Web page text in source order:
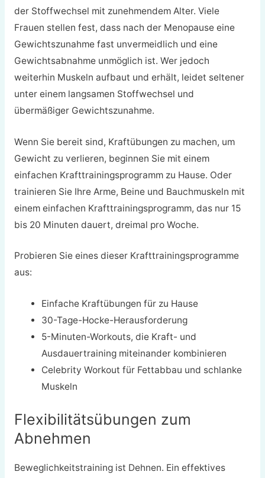
der Stoffwechsel mit zunehmendem Alter. Viele
Frauen stellen fest, dass nach der Menopause eine
Gewichtszunahme fast unvermeidlich und eine
Gewichtsabnahme unmöglich ist. Wer jedoch
weiterhin Muskeln aufbaut und erhält, leidet seltener
unter einem langsamen Stoffwechsel und
übermäßiger Gewichtszunahme.
Wenn Sie bereit sind, Kraftübungen zu machen, um
Gewicht zu verlieren, beginnen Sie mit einem
einfachen Krafttrainingsprogramm zu Hause. Oder
trainieren Sie Ihre Arme, Beine und Bauchmuskeln mit
einem einfachen Krafttrainingsprogramm, das nur 15
bis 20 Minuten dauert, dreimal pro Woche.
Probieren Sie eines dieser Krafttrainingsprogramme
aus:
Einfache Kraftübungen für zu Hause
30-Tage-Hocke-Herausforderung
5-Minuten-Workouts, die Kraft- und
Ausdauertraining miteinander kombinieren
Celebrity Workout für Fettabbau und schlanke
Muskeln
Flexibilitätsübungen zum
Abnehmen
Beweglichkeitstraining ist Dehnen. Ein effektives